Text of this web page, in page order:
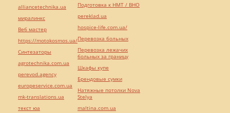
alliancetechnika.ua
миралинкс
Веб мастер
https://motokosmos.ua/
Синтезаторы
agrotechnika.com.ua
perevod.agency
europeservice.com.ua
mk-translations.ua
текст юа
Подготовка к НМТ / ВНО
pereklad.ua
hospice-life.com.ua/
Перевозка больных
Перевозка лежачих
больных за границу
Шкафы купе
Брендовые сумки
Натяжные потолки Nova
Stelya
maltina.com.ua